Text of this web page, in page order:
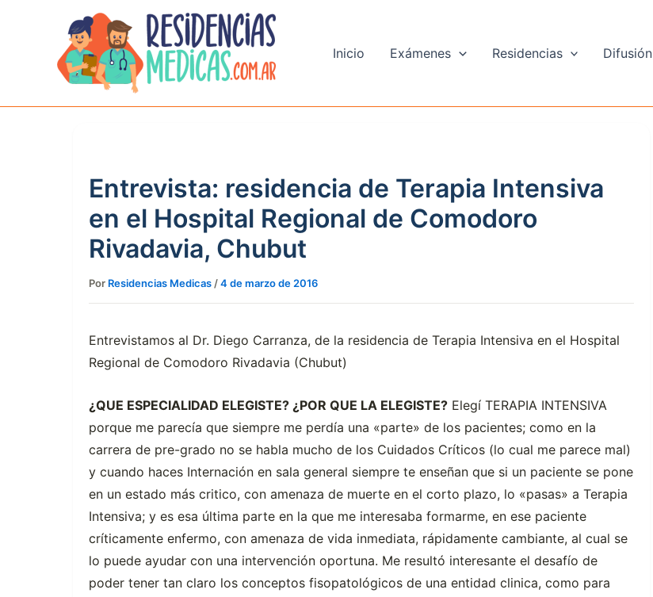
Inicio Exámenes Residencias Difusión
Entrevista: residencia de Terapia Intensiva
en el Hospital Regional de Comodoro
Rivadavia, Chubut
Por Residencias Medicas /4 de marzo de 2016
Entrevistamos al Dr. Diego Carranza, de la residencia de Terapia Intensiva en el Hospital
Regional de Comodoro Rivadavia (Chubut)
¿QUE ESPECIALIDAD ELEGISTE? ¿POR QUE LA ELEGISTE? Elegí TERAPIA INTENSIVA
porque me parecía que siempre me perdía una «parte» de los pacientes; como en la
carrera de pre-grado no se habla mucho de los Cuidados Críticos (lo cual me parece mal)
y cuando haces Internación en sala general siempre te enseñan que si un paciente se pone
en un estado más critico, con amenaza de muerte en el corto plazo, lo «pasas» a Terapia
Intensiva; y es esa última parte en la que me interesaba formarme, en ese paciente
críticamente enfermo, con amenaza de vida inmediata, rápidamente cambiante, al cual se
lo puede ayudar con una intervención oportuna. Me resultó interesante el desafío de
poder tener tan claro los conceptos fisopatológicos de una entidad clinica, como para